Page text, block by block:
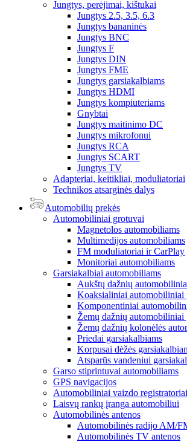
Jungtys, perėjimai, kištukai
Jungtys 2.5, 3.5, 6.3
Jungtys bananinės
Jungtys BNC
Jungtys F
Jungtys DIN
Jungtys FME
Jungtys garsiakalbiams
Jungtys HDMI
Jungtys kompiuteriams
Gnybtai
Jungtys maitinimo DC
Jungtys mikrofonui
Jungtys RCA
Jungtys SCART
Jungtys TV
Adapteriai, keitikliai, moduliatoriai
Technikos atsarginės dalys
Automobilių prekės
Automobiliniai grotuvai
Magnetolos automobiliams
Multimedijos automobiliams
FM moduliatoriai ir CarPlay
Monitoriai automobiliams
Garsiakalbiai automobiliams
Aukštų dažnių
Koaksialiniai automobiliniai
Komponentiniai
Žemų dažnių automobiliniai
Žemų dažnių kolonėlės
Priedai garsiakalbiams
Korpusai dėžės
Atsparūs vandeniui
Garso stiprintuvai automobiliams
GPS navigacijos
Automobiliniai vaizdo registratoriai
Laisvų rankų įranga automobiliui
Automobilinės antenos
Automobilinės radijo AM/
Automobilinės TV antenos